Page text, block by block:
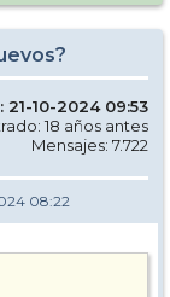
21-10-2024 09:53
18 años antes
Mensajes: 7.722
08:22